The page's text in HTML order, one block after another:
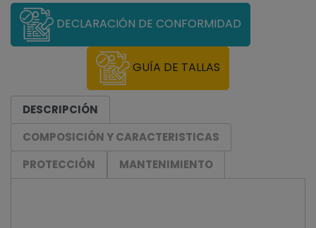
DECLARACIÓN DE CONFORMIDAD
GUÍA DE TALLAS
DESCRIPCIÓN
COMPOSICIÓN Y CARACTERISTICAS
PROTECCIÓN
MANTENIMIENTO